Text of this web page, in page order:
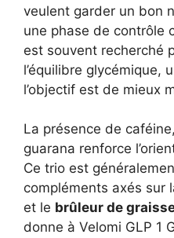
veulent garder un bon
une phase de contrôle
est souvent recherché
l’équilibre glycémique,
l’objectif est de mieux
La présence de
guarana renforce
Ce trio est
compléments axés sur
et le brûleur de
donne à Velomi GLP 1